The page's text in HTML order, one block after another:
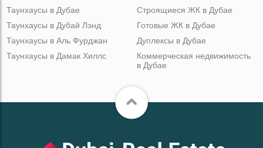
Таунхаусы в Дубае
Таунхаусы в Дубай Лэнд
Таунхаусы в Аль Фурджан
Таунхаусы в Дамак Хиллс
Строящиеся ЖК в Дубае
Готовые ЖК в Дубае
Дуплексы в Дубае
Коммерческая недвижимость
в Дубае